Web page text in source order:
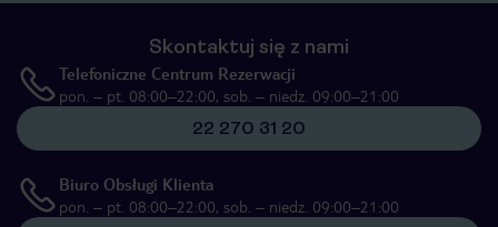
Skontaktuj się z nami
Telefoniczne Centrum Rezerwacji
pon. – pt. 08:00–22:00, sob. – niedz. 09:00–21:00
22 270 31 20
Biuro Obsługi Klienta
pon. – pt. 08:00–22:00, sob. – niedz. 09:00–21:00